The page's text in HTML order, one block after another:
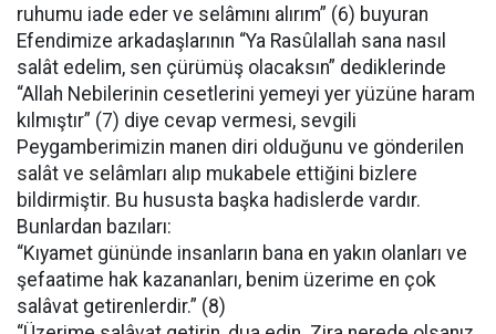
ruhumu iade eder ve selâmını alırım” (6) buyuran
Efendimize arkadaşlarının “Ya Rasûlallah sana nasıl
salât edelim, sen çürümüş olacaksın” dediklerinde
“Allah Nebilerinin cesetlerini yemeyi yer yüzüne haram
kılmıştır” (7) diye cevap vermesi, sevgili
Peygamberimizin manen diri olduğunu ve gönderilen
salât ve selâmları alıp mukabele ettiğini bizlere
bildirmiştir. Bu hususta başka hadislerde vardır.
Bunlardan bazıları:
“Kıyamet gününde insanların bana en yakın olanları ve
şefaatime hak kazananları, benim üzerime en çok
salâvat getirenlerdir.” (8)